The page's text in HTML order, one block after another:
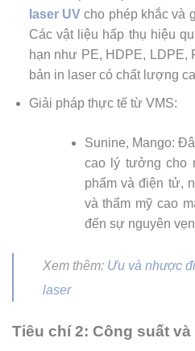
laser UV cho phép khắc và
Các vật liệu hấp thụ hiệu
hạn như PE, HDPE, LDPE,
bản in laser có chất lượng
Giải pháp thực tế từ VMS:
Sunine, Mango:
cao lý tưởng cho
phẩm và điện tử,
và thẩm mỹ cao
đến sự nguyên
Xem thêm: Ưu và nhược
laser
Tiêu chí 2: Công suất và